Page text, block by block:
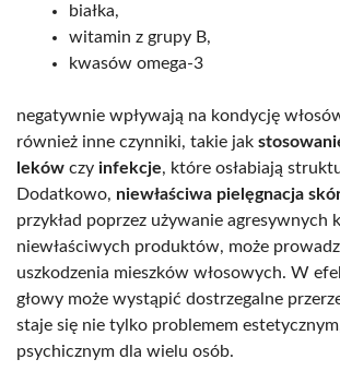
białka,
witamin z grupy B,
kwasów omega-3
negatywnie wpływają na kondycję
również inne czynniki, takie jak
leków czy infekcje, które osłabiają
Dodatkowo, niewłaściwa pielęgnacja
przykład poprzez używanie agresywnych
niewłaściwych produktów, może
uszkodzenia mieszków włosowych. W
głowy może wystąpić dostrzegalne
staje się nie tylko problemem
psychicznym dla wielu osób.